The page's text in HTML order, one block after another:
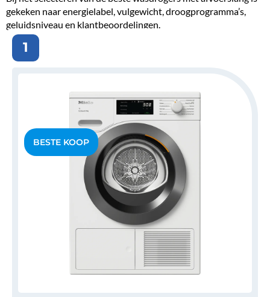
gekeken naar energielabel, vulgewicht, droogprogramma’s,
geluidsniveau en klantbeoordelingen.
1